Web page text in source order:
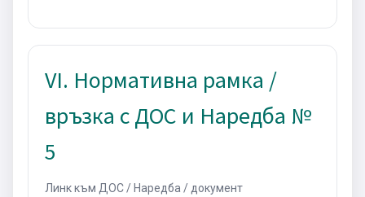
VI. Нормативна рамка /
връзка с ДОС и Наредба №
5
Линк към ДОС / Наредба / документ